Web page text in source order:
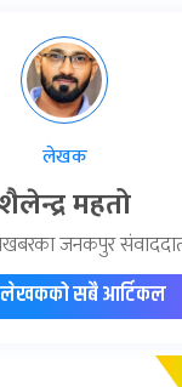
लेखक
शैलेन्द्र महतो
जनकपुर
लेखकको सबै आर्टिकल